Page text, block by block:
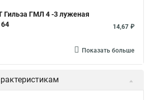
Гильза ГМЛ 4 -3 луженая
14,67 ₽
Показать больше